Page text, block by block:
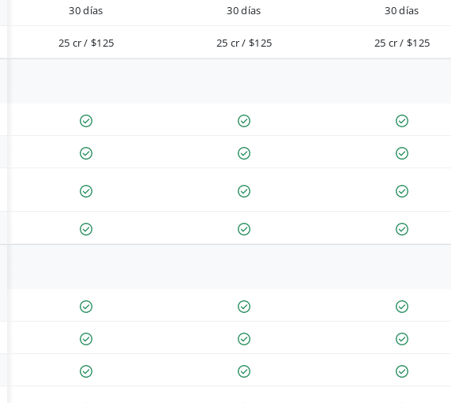
30 días 30 días 30 días
25 cr / $125 25 cr / $125 25 cr / $125